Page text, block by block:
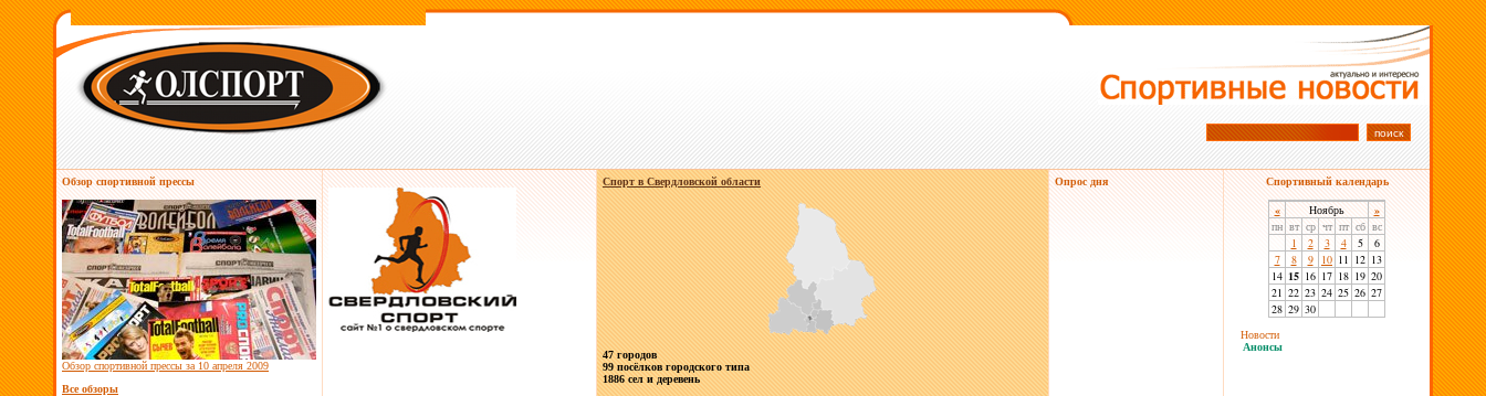
Обзор спортивной прессы
Обзор спортивной прессы за 10 апреля 2009
Спорт вСвердловской области
47 городов
99 посёлков городского типа
1886 сел и деревень
Опрос дня Спортивный календарь
« Ноябрь
»
пн вт ср чт пт сб вс
1
2 3 4 5
6
7
8 9 10 11 12 13
14 15 16 17 18 19 20
21 22 23 24 25 26 27
28 29 30
Новости
Анонсы
Все обзоры